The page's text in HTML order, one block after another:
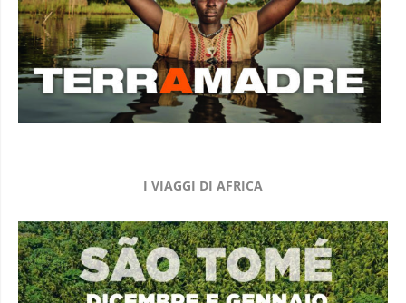
I VIAGGI DI AFRICA